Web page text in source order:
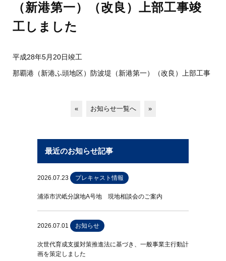
（新港第一）（改良）上部工事竣
工しました
平成28年5月20日竣工
那覇港（新港ふ頭地区）防波堤（新港第一）（改良）上部工事
« お知らせ一覧へ »
最近のお知らせ記事
2026.07.23 プレキャスト情報
浦添市沢岻分譲地A号地 現地相談会のご案内
2026.07.01 お知らせ
次世代育成支援対策推進法に基づき、一般事業主行動計
画を策定しました